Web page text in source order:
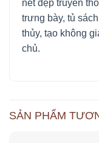
nét đẹp truyền
trưng bày, tủ
thủy, tạo không
chủ.
SẢN PHẨM